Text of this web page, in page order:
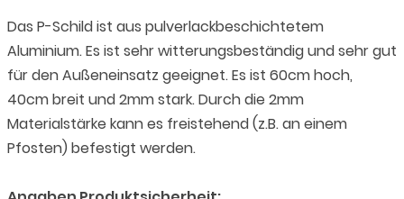
Das P-Schild ist aus pulverlackbeschichtetem
Aluminium. Es ist sehr witterungsbeständig und sehr gut
für den Außeneinsatz geeignet. Es ist 60cm hoch,
40cm breit und 2mm stark. Durch die 2mm
Materialstärke kann es freistehend (z.B. an einem
Pfosten) befestigt werden.